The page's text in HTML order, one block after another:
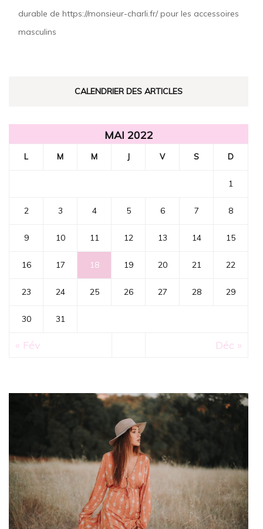
durable de https://monsieur-charli.fr/ pour les accessoires
masculins
CALENDRIER DES ARTICLES
MAI 2022
L M M J V S D
1
2 3 4 5 6 7 8
9 10 11 12 13 14 15
16 17 18 19 20 21 22
23 24 25 26 27 28 29
30 31
« Fév Déc »